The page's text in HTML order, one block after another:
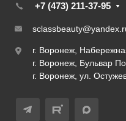
+7 (473) 211-37-95
г. Воронеж,
г. Воронеж, Бульвар
г. Воронеж, ул.